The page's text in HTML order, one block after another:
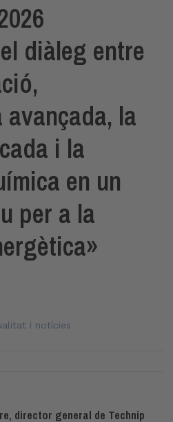
diàleg entre
avançada, la
i la
en un
per a la
i notícies
director general de Technip